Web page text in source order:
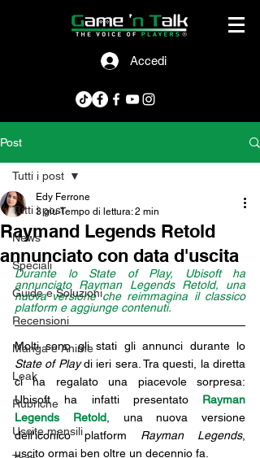
Accedi
Post
Tutti i post
News
Speciali
Guide e Soluzioni
Recensioni
Manga e Anime
Leak
Rubriche
Uscite mensili
Tutti i post
Raymand Legends Retold
annunciato con data d'uscita
Edy Ferrone
3 giu Tempo di lettura: 2 min
Durante lo State of Play, Ubisoft ha
annunciato Rayman Legends Retold, una
nuova versione che reimmagina il classico
platform e aggiunge contenuti.
State of Play di ieri sera. Tra questi, la diretta
ci ha regalato una piacevole sorpresa:
Ubisoft ha infatti presentato Rayman
Legends Retold, una nuova versione
dell'iconico platform Rayman Legends,
uscito ormai ben oltre un decennio fa.